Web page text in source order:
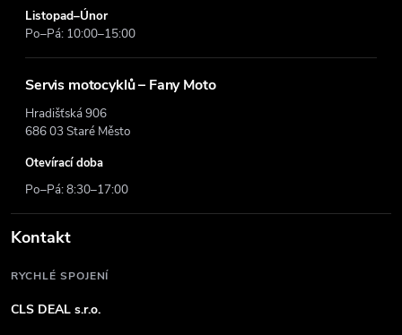
Listopad–Únor
Po–Pá: 10:00–15:00
Servis motocyklů – Fany Moto
Hradišťská 906
686 03 Staré Město
Otevírací doba
Po–Pá: 8:30–17:00
Kontakt
RYCHLÉ SPOJENÍ
CLS DEAL s.r.o.